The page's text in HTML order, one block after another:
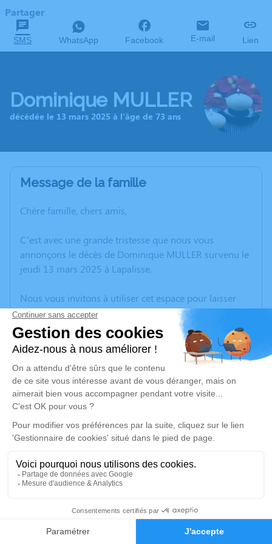
Faire-part Hommages
Partager
SMS WhatsApp Facebook E-mail Lien
Dominique MULLER
décédée le 13 mars 2025 à l'âge de 73 ans
Message de la famille
Chère famille, chers amis,
C’est avec une grande tristesse que nous vous
annonçons le décès de Dominique MULLER survenu le
jeudi 13 mars 2025 à Lapalisse.
Nous vous invitons à utiliser cet espace pour laisser
vos condoléances, partager des photos souvenirs, une
anecdote ou exprimer vos pensées à travers des
poèmes ou des textes. Cet endroit est un lieu
d'expression dédié à honorer la mémoire de
Dominique MULLER.
Un service de plantation d’arbre hommage est
disponible ici.
Je rends hommage
Cérémonie civile
Crématorium Amable Tuisat de Clermont-
Ferrand